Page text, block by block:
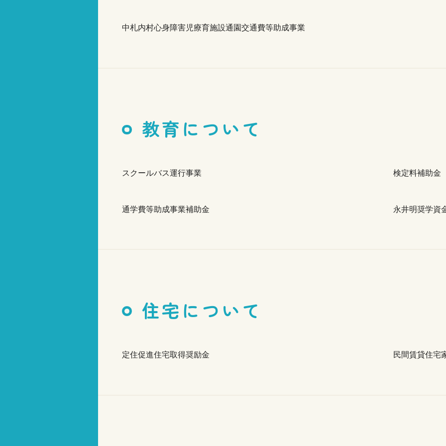
中札内村心身障害児療育施設通園交通費等助成事業
教育について
スクールバス運行事業 検定料補助金
通学費等助成事業補助金 永井明奨学資
住宅について
定住促進住宅取得奨励金 民間賃貸住宅